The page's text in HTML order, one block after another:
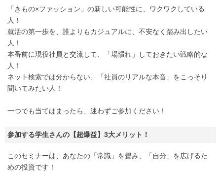
「きもの×ファッション」の新しい可能性に、ワクワクしている
人！
就活の第一歩を、誰よりもカジュアルに、不安なく踏み出したい
人！
本番前に現役社員と交流して、「場慣れ」しておきたい戦略的な
人！
ネット検索では分からない、「社員のリアルな本音」をこっそり
聞いてみたい人！
一つでも当てはまったら、迷わずご参加ください！
参加する学生さんの【超爆益】3大メリット！
このセミナーは、あなたの「常識」を畳み、「自分」を広げるた
めの投資です！